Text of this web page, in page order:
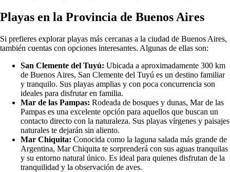
Playas en la Provincia de Buenos Aires
Si prefieres explorar playas más cercanas a la ciudad de Buenos Aires,
también cuentas con opciones interesantes. Algunas de ellas son:
San Clemente del Tuyú: Ubicada a aproximadamente 300 km
de Buenos Aires, San Clemente del Tuyú es un destino familiar
y tranquilo. Sus playas amplias y con poca concurrencia son
ideales para disfrutar en familia.
Mar de las Pampas: Rodeada de bosques y dunas, Mar de las
Pampas es una excelente opción para aquellos que buscan un
contacto directo con la naturaleza. Sus playas vírgenes y paisajes
naturales te dejarán sin aliento.
Mar Chiquita: Conocida como la laguna salada más grande de
Argentina, Mar Chiquita te sorprenderá con sus aguas tranquilas
y su entorno natural único. Es ideal para quienes disfrutan de la
tranquilidad y la observación de aves.